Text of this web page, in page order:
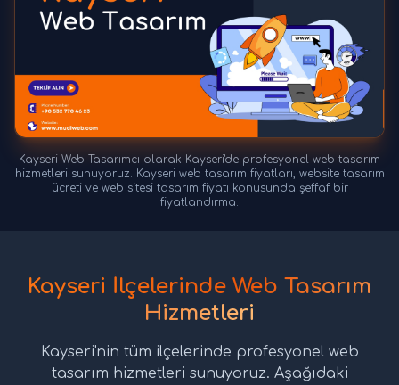
Kayseri Web Tasarımcı olarak Kayseri'de profesyonel web tasarım
hizmetleri sunuyoruz. Kayseri web tasarım fiyatları, website tasarım
ücreti ve web sitesi tasarım fiyatı konusunda şeffaf bir
fiyatlandırma.
Kayseri İlçelerinde Web Tasarım
Hizmetleri
Kayseri'nin tüm ilçelerinde profesyonel web
tasarım hizmetleri sunuyoruz. Aşağıdaki